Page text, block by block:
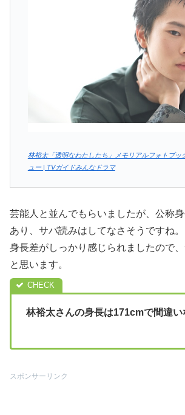
林裕太「透明なわたしたち」メモリアルフォトブッ
ュー | TVガイドみんなドラマ
芸能人と並んでもらいましたが、公称
あり、サバ読みはしてなさそうですね
身長差がしっかり感じられましたので
と思います。
林裕太さんの身長は171cmで間違い
スポンサーリンク